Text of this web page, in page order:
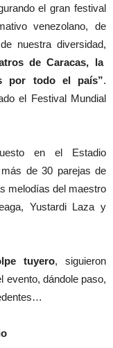
el gran festival
venezolano, de
nuestra diversidad,
de Caracas, la
por todo el país”.
el Festival Mundial
en el Estadio
de 30 parejas de
melodías del maestro
Yustardi Laza y
tuyero, siguieron
evento, dándole paso,